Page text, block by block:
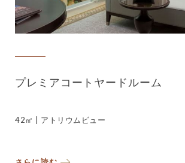
プレミアコートヤードルーム
42㎡ | アトリウムビュー